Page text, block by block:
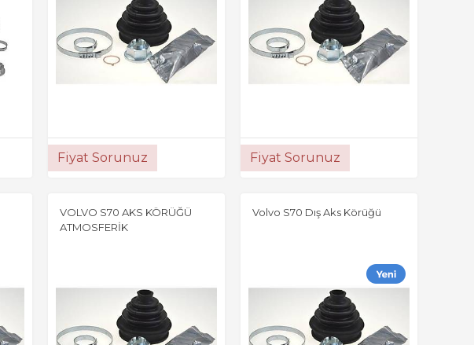
Fiyat Sorunuz Fiyat Sorunuz
VOLVO S70 AKS KÖRÜĞÜ
ATMOSFERİK
Volvo S70 Dış Aks Körüğü